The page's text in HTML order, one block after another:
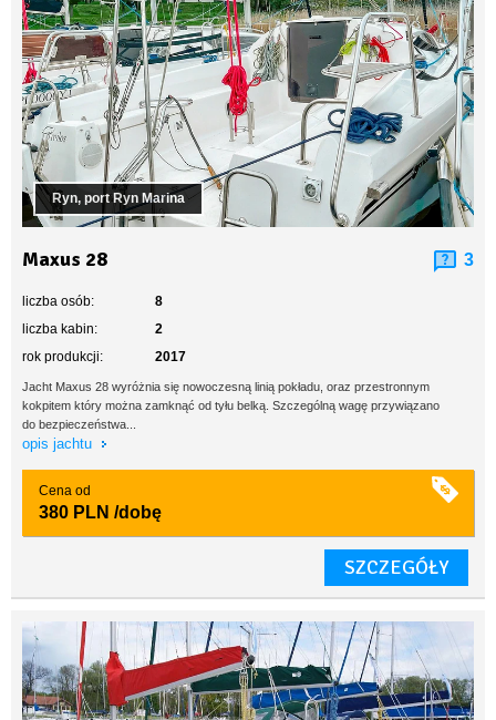
Ryn, port Ryn Marina
Maxus 28 3
liczba osób:
8
liczba kabin:
2
rok produkcji:
2017
Jacht Maxus 28 wyróżnia się nowoczesną linią pokładu, oraz przestronnym
kokpitem który można zamknąć od tyłu belką. Szczególną wagę przywiązano
do bezpieczeństwa...
opis jachtu
Cena od
380 PLN /dobę
SZCZEGÓŁY